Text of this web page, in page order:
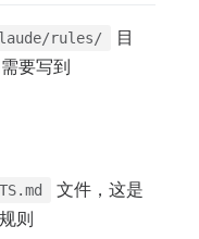
rules/
目
要写到
文件，这是
则